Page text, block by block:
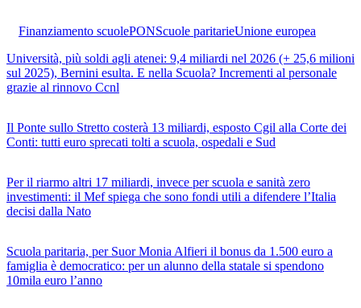
Finanziamento scuolePONScuole paritarieUnione europea
Università, più soldi agli atenei: 9,4 miliardi nel 2026 (+ 25,6 milioni
sul 2025), Bernini esulta. E nella Scuola? Incrementi al personale
grazie al rinnovo Ccnl
Il Ponte sullo Stretto costerà 13 miliardi, esposto Cgil alla Corte dei
Conti: tutti euro sprecati tolti a scuola, ospedali e Sud
Per il riarmo altri 17 miliardi, invece per scuola e sanità zero
investimenti: il Mef spiega che sono fondi utili a difendere l’Italia
decisi dalla Nato
Scuola paritaria, per Suor Monia Alfieri il bonus da 1.500 euro a
famiglia è democratico: per un alunno della statale si spendono
10mila euro l’anno